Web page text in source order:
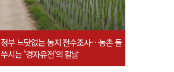
정부 느닷없는 농지 전수조사…농촌 들
쑤시는 '경자유전'의 칼날